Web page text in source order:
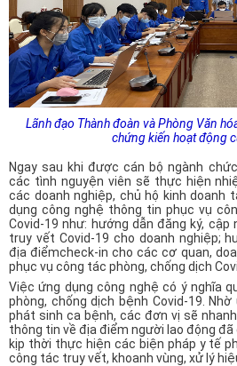
Lãnh đạo Thành đoàn và Phòng Văn
chứng kiến hoạt động
Ngay sau khi được cán bộ ngành
các tình nguyện viên sẽ thực hiện
các doanh nghiệp, chủ hộ kinh doanh
dụng công nghệ thông tin phục vụ
Covid-19 như: hướng dẫn đăng ký,
truy vết Covid-19 cho doanh nghiệp;
địa điểmcheck-in cho các cơ quan,
phục vụ công tác phòng, chống dịch
Việc ứng dụng công nghệ có ý nghĩa
phòng, chống dịch bệnh Covid-19.
phát sinh ca bệnh, các đơn vị sẽ
thông tin về địa điểm người lao động
kịp thời thực hiện các biện pháp y tế
công tác truy vết, khoanh vùng, xử lý